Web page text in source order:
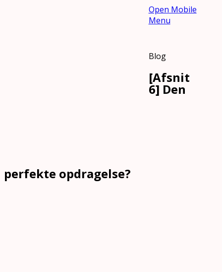
Open Mobile
Menu
Blog
[Afsnit
6] Den
perfekte opdragelse?